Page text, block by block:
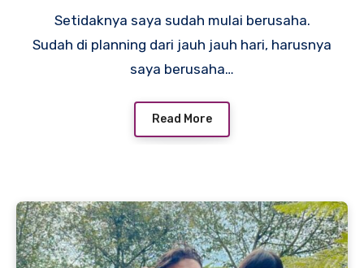
Setidaknya saya sudah mulai berusaha.
Sudah di planning dari jauh jauh hari, harusnya
saya berusaha…
Read More